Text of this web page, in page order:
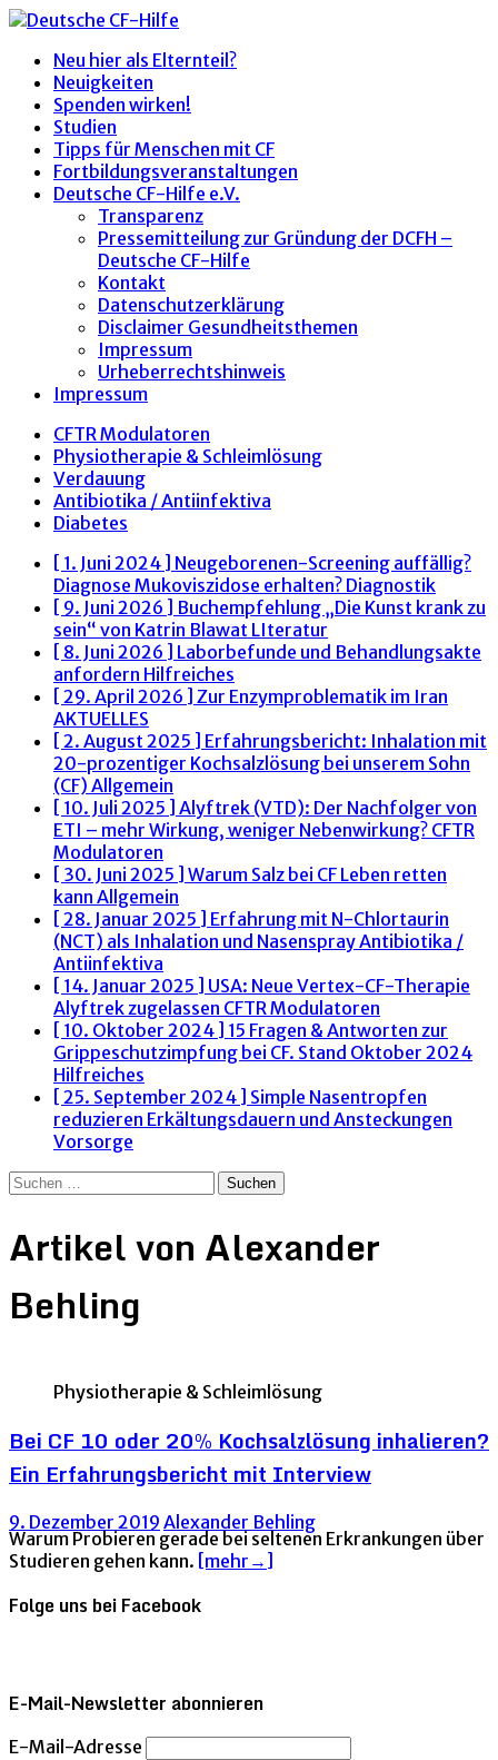
Neu hier als Elternteil?
Neuigkeiten
Spenden wirken!
Studien
Tipps für Menschen mit CF
Fortbildungsveranstaltungen
Deutsche CF-Hilfe e.V.
Transparenz
Pressemitteilung zur Gründung der DCFH –
Deutsche CF-Hilfe
Kontakt
Datenschutzerklärung
Disclaimer Gesundheitsthemen
Impressum
Urheberrechtshinweis
Impressum
CFTR Modulatoren
Physiotherapie & Schleimlösung
Verdauung
Antibiotika / Antiinfektiva
Diabetes
[ 1. Juni 2024 ] Neugeborenen-Screening auffällig?
Diagnose Mukoviszidose erhalten? Diagnostik
[ 9. Juni 2026 ] Buchempfehlung „Die Kunst krank zu
sein“ von Katrin Blawat LIteratur
[ 8. Juni 2026 ] Laborbefunde und Behandlungsakte
anfordern Hilfreiches
[ 29. April 2026 ] Zur Enzymproblematik im Iran
AKTUELLES
[ 2. August 2025 ] Erfahrungsbericht: Inhalation mit
20-prozentiger Kochsalzlösung bei unserem Sohn
(CF) Allgemein
[ 10. Juli 2025 ] Alyftrek (VTD): Der Nachfolger von
ETI – mehr Wirkung, weniger Nebenwirkung? CFTR
Modulatoren
[ 30. Juni 2025 ] Warum Salz bei CF Leben retten
kann Allgemein
[ 28. Januar 2025 ] Erfahrung mit N-Chlortaurin
(NCT) als Inhalation und NasensprayAntibiotika /
Antiinfektiva
[ 14. Januar 2025 ] USA: Neue Vertex-CF-Therapie
Alyftrek zugelassen CFTR Modulatoren
[ 10. Oktober 2024 ] 15 Fragen & Antworten zur
Grippeschutzimpfung bei CF. Stand Oktober 2024
Hilfreiches
[ 25. September 2024 ] Simple Nasentropfen
reduzieren Erkältungsdauern und Ansteckungen
Vorsorge
Suchen
Artikel von Alexander
Behling
Physiotherapie & Schleimlösung
Bei CF 10 oder 20% Kochsalzlösung inhalieren?
Ein Erfahrungsbericht mit Interview
9. Dezember 2019 Alexander Behling
Warum Probieren gerade bei seltenen Erkrankungen über
Studieren gehen kann. [mehr→]
Folge uns bei Facebook
E-Mail-Newsletter abonnieren
E-Mail-Adresse